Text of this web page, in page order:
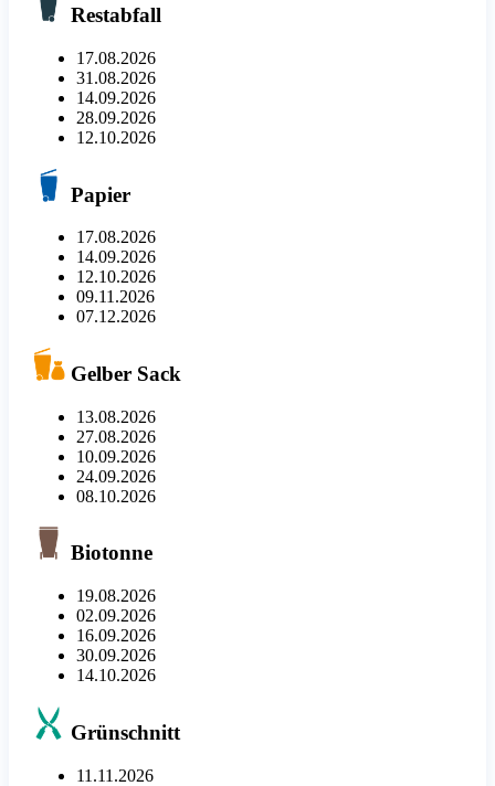
Restabfall
17.08.2026
31.08.2026
14.09.2026
28.09.2026
12.10.2026
Papier
17.08.2026
14.09.2026
12.10.2026
09.11.2026
07.12.2026
Gelber Sack
13.08.2026
27.08.2026
10.09.2026
24.09.2026
08.10.2026
Biotonne
19.08.2026
02.09.2026
16.09.2026
30.09.2026
14.10.2026
Grünschnitt
11.11.2026